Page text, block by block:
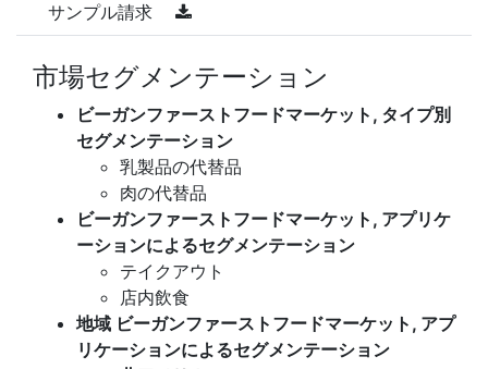
サンプル請求
市場セグメンテーション
ビーガンファーストフードマーケット, タイプ別
セグメンテーション
乳製品の代替品
肉の代替品
ビーガンファーストフードマーケット, アプリケ
ーションによるセグメンテーション
テイクアウト
店内飲食
地域 ビーガンファーストフードマーケット, アプ
リケーションによるセグメンテーション